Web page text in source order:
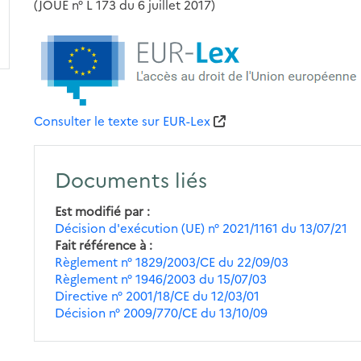
(JOUE n° L 173 du 6 juillet 2017)
Consulter le texte sur EUR-Lex
Documents liés
Est modifié par
Décision d'exécution (UE) n° 2021/1161 du 13/07/21
Fait référence à
Règlement n° 1829/2003/CE du 22/09/03
Règlement n° 1946/2003 du 15/07/03
Directive n° 2001/18/CE du 12/03/01
Décision n° 2009/770/CE du 13/10/09